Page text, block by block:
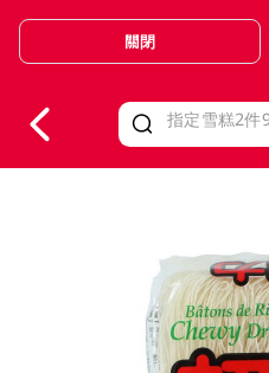
Valid Until 30 June 2026
關閉